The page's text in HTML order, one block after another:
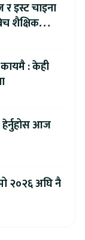
इस्ट चाइना
शैक्षिक
: केही
आज
२०२६ अघि नै